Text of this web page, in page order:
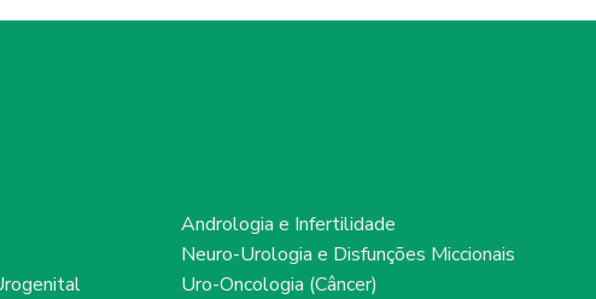
Andrologia e Infertilidade
Neuro-Urologia e Disfunções Miccionais
Uro-Oncologia (Câncer)